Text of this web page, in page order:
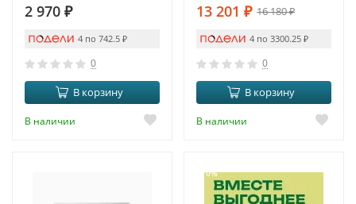
2 970 ₽
4 по 742.5 ₽
0
В корзину
В наличии
13 201 ₽ 16 180₽
4 по 3300.25 ₽
0
В корзину
В наличии
-10%